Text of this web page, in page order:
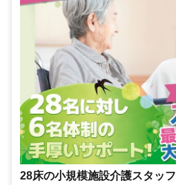
28床の小規模施設介護スタッフ